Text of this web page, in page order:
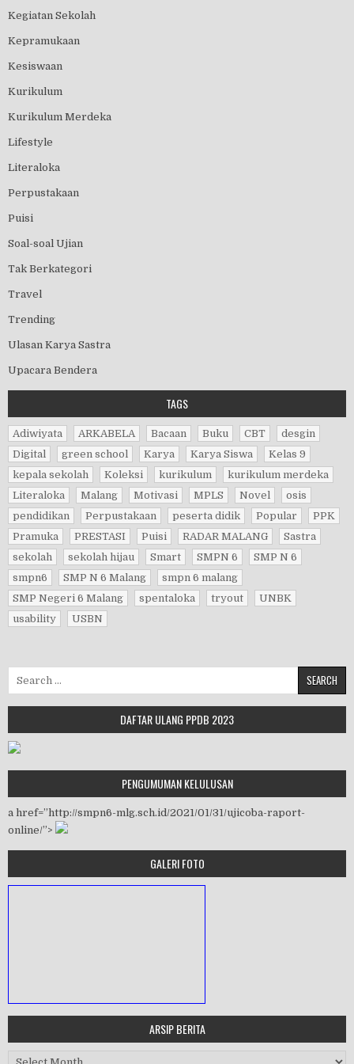
Kegiatan Sekolah
Kepramukaan
Kesiswaan
Kurikulum
Kurikulum Merdeka
Lifestyle
Literaloka
Perpustakaan
Puisi
Soal-soal Ujian
Tak Berkategori
Travel
Trending
Ulasan Karya Sastra
Upacara Bendera
TAGS
Adiwiyata ARKABELA Bacaan Buku CBT
desgin
Digital
green school Karya Karya Siswa
Kelas 9
kepala sekolah
Koleksi kurikulum
kurikulum merdeka
Literaloka
Malang Motivasi MPLS Novel
osis
pendidikan
Perpustakaan peserta didik Popular
PPK
Pramuka
PRESTASI Puisi RADAR MALANG
Sastra
sekolah
sekolah hijau Smart SMPN 6
SMP N 6
smpn6
SMP N 6 Malang
smpn 6 malang
SMP Negeri 6 Malang
spentaloka tryout
UNBK
usability
USBN
Search for:
DAFTAR ULANG PPDB 2023
PENGUMUMAN KELULUSAN
a href=”http://smpn6-mlg.sch.id/2021/01/31/ujicoba-raport-
online/”>
GALERI FOTO
ARSIP BERITA
Arsip Berita